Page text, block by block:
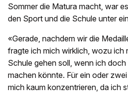
Sommer die Matura macht, war
den Sport und die Schule unter
«Gerade, nachdem wir die
fragte ich mich wirklich, wozu ich
Schule gehen soll, wenn ich
machen könnte. Für ein oder
mich kaum konzentrieren, da ich